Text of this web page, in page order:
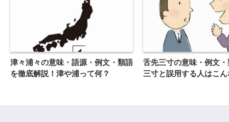
津々浦々の意味・語源・例文・類語
を徹底解説！津や浦って何？
舌先三寸の意味・例文
三寸と誤用する人はこ